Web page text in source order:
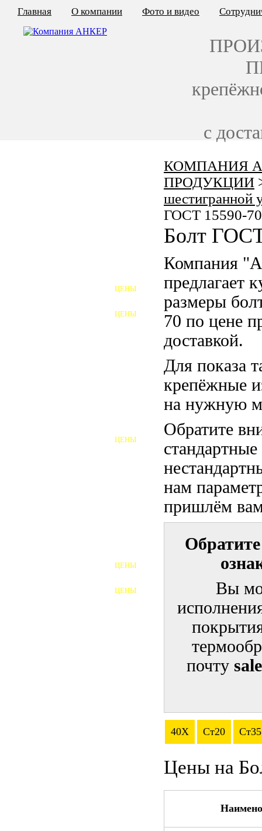
КОМПАНИЯ
ПРОДУКЦИИ
шестигранной
ГОСТ 15590-
Болт
Компания
предлагает
размеры
70 по цене
доставкой.
Для показа
крепёжные
на нужную
Обратите
нам
пришлём
Вы
почту
40Х Ст20 Ст35
Цены на
ЦЕНЫ
ЦЕНЫ
ШАЙБЫ ФУНДАМЕНТНЫЕ
ЦЕНЫ
ЦЕНЫ
ЦЕНЫ
Главная О компании Фото и видео
с